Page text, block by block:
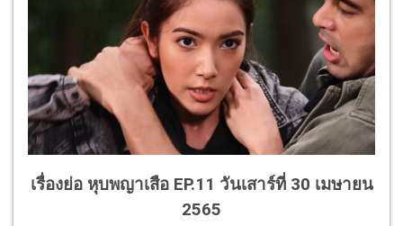
เรื่องย่อ หุบพญาเสือ EP.11 วันเสาร์ที่ 30 เมษายน
2565